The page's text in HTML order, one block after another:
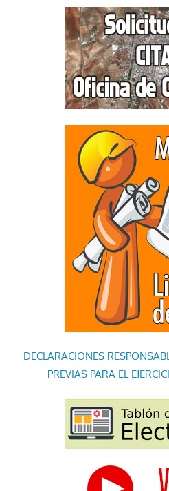
DECLARACIONES
PREVIAS PARA EL